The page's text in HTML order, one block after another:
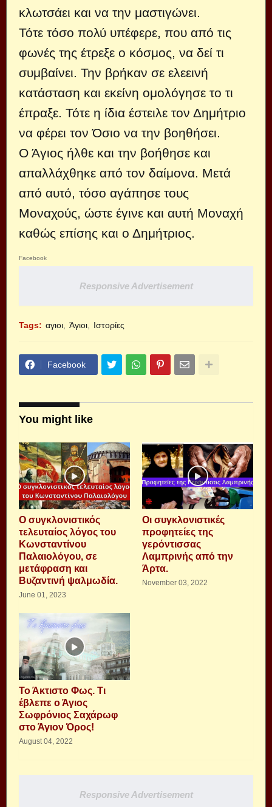
κλωτσάει και να την μαστιγώνει.
Τότε τόσο πολύ υπέφερε, που από τις
φωνές της έτρεξε ο κόσμος, να δεί τι
συμβαίνει. Την βρήκαν σε ελεεινή
κατάσταση και εκείνη ομολόγησε το τι
έπραξε. Τότε η ίδια έστειλε τον Δημήτριο
να φέρει τον Όσιο να την βοηθήσει.
Ο Άγιος ήλθε και την βοήθησε και
απαλλάχθηκε από τον δαίμονα. Μετά
από αυτό, τόσο αγάπησε τους
Μοναχούς, ώστε έγινε και αυτή Μοναχή
καθώς επίσης και ο Δημήτριος.
Facebook
Responsive Advertisement
Tags: αγιοι Άγιοι Ιστορίες
Facebook
You might like
Ο συγκλονιστικός
τελευταίος λόγος του
Κωνσταντίνου
Παλαιολόγου, σε
μετάφραση και
Βυζαντινή ψαλμωδία.
June 01, 2023
Οι συγκλονιστικές
προφητείες της
γερόντισσας
Λαμπρινής από την
Άρτα.
November 03, 2022
Το Άκτιστο Φως. Τι
έβλεπε ο Άγιος
Σωφρόνιος Σαχάρωφ
στο Άγιον Όρος!
August 04, 2022
Responsive Advertisement